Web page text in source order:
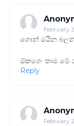
February
ගොන් මයින
ඕකගෙං තාම
Reply
February